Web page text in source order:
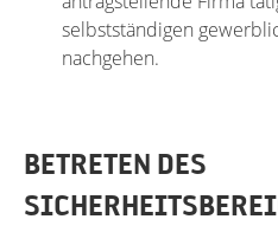
selbstständigen
nachgehen.
BETRETEN DES